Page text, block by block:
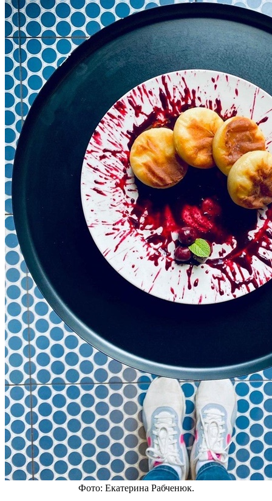
Фото: Екатерина Рабченюк.